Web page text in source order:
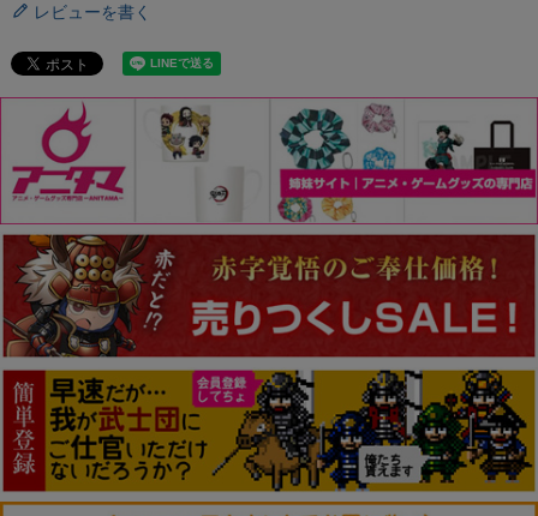
レビューを書く